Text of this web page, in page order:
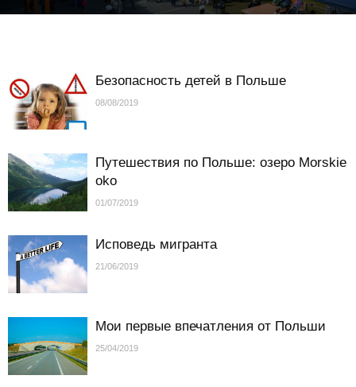
Безопасность детей в Польше
08/08/2019
Путешествия по Польше: озеро Morskie
oko
01/07/2019
Исповедь мигранта
21/06/2019
Мои первые впечатления от Польши
25/04/2019